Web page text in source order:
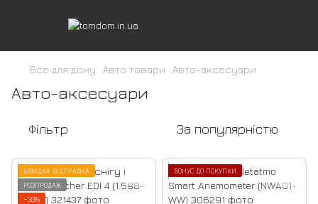
Все для дому Авто товари Авто-аксесуари
Авто-аксесуари
Фільтр За популярністю
ШВИДКА ВІДПРАВКА
РОЗПРОДАЖ
−30%
БОНУС ДО ПОКУПКИ